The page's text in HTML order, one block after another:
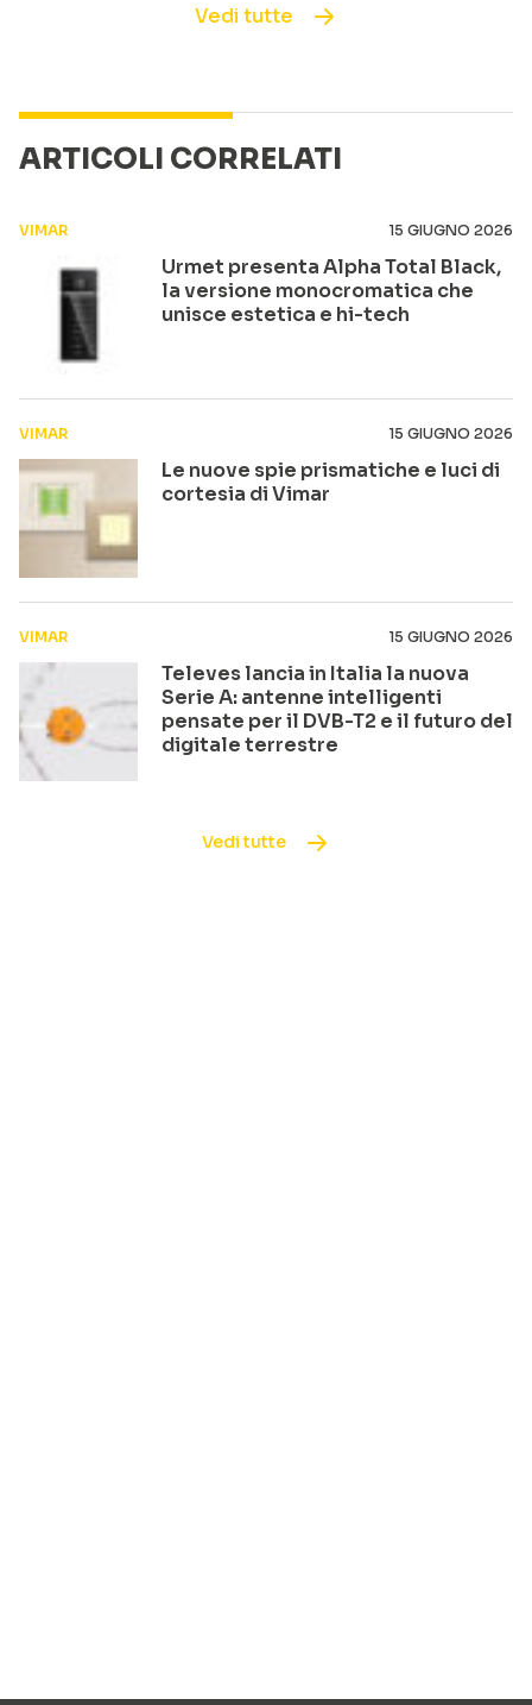
Vedi tutte
ARTICOLI CORRELATI
VIMAR 15 GIUGNO 2026
Urmet presenta Alpha Total Black,
la versione monocromatica che
unisce estetica e hi-tech
VIMAR 15 GIUGNO 2026
Le nuove spie prismatiche e luci di
cortesia di Vimar
VIMAR 15 GIUGNO 2026
Televes lancia in Italia la nuova
Serie A: antenne intelligenti
pensate per il DVB-T2 e il futuro del
digitale terrestre
Vedi tutte